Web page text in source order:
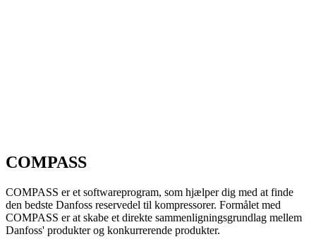
COMPASS
COMPASS er et softwareprogram, som hjælper dig med at finde
den bedste Danfoss reservedel til kompressorer. Formålet med
COMPASS er at skabe et direkte sammenligningsgrundlag mellem
Danfoss' produkter og konkurrerende produkter.